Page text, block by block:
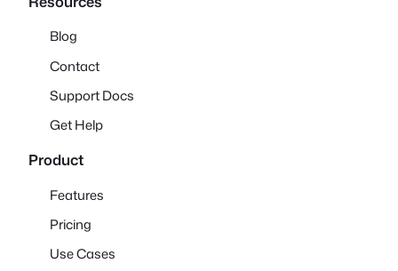
Blog
Contact
Support Docs
Get Help
Product
Features
Pricing
Use Cases